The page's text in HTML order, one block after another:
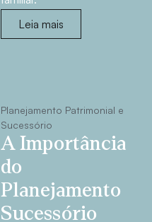
Leia mais
Planejamento Patrimonial e
Sucessório
A Importância
do
Planejamento
Sucessório